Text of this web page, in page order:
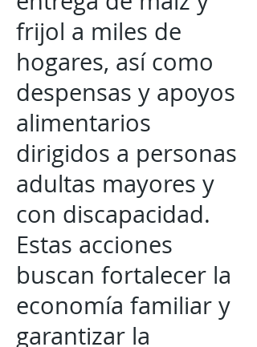
frijol a miles de
hogares, así como
despensas y apoyos
alimentarios
dirigidos a personas
adultas mayores y
con discapacidad.
Estas acciones
buscan fortalecer la
economía familiar y
garantizar la